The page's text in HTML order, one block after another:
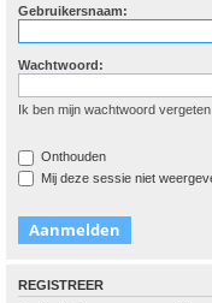
Gebruikersnaam:
Wachtwoord:
Ik ben mijn wachtwoord vergeten
Onthouden
Mij deze sessie niet
REGISTREER